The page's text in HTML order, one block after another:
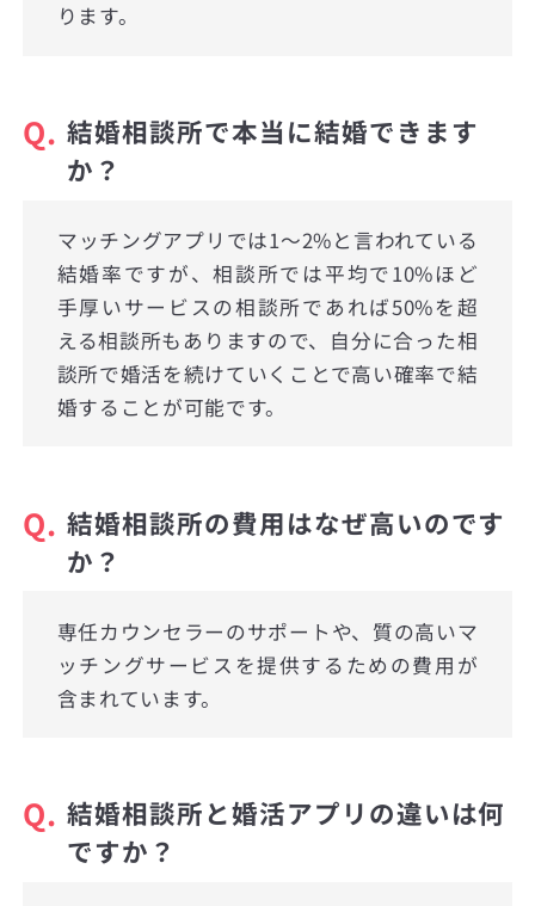
ります。
Q. 結婚相談所で本当に結婚できます
か？
マッチングアプリでは1〜2%と言われている
結婚率ですが、相談所では平均で10%ほど
手厚いサービスの相談所であれば50%を超
える相談所もありますので、自分に合った相
談所で婚活を続けていくことで高い確率で結
婚することが可能です。
Q. 結婚相談所の費用はなぜ高いのです
か？
専任カウンセラーのサポートや、質の高いマ
ッチングサービスを提供するための費用が
含まれています。
Q. 結婚相談所と婚活アプリの違いは何
ですか？